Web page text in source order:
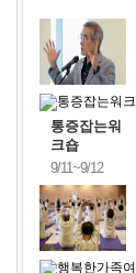
통증잡는워
크숍
9/11~9/12